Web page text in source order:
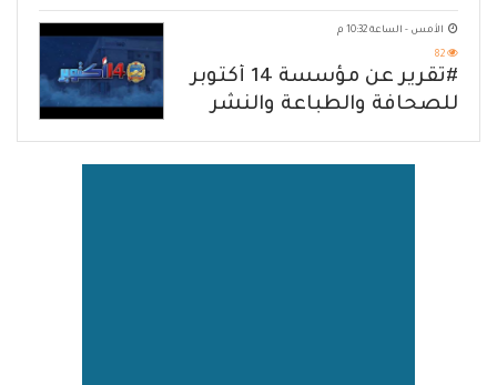
يكشف حصار الحوثي للشعب
الأمس - الساعة 10:32 م
82
#تقرير عن مؤسسة 14 أكتوبر
للصحافة والطباعة والنشر